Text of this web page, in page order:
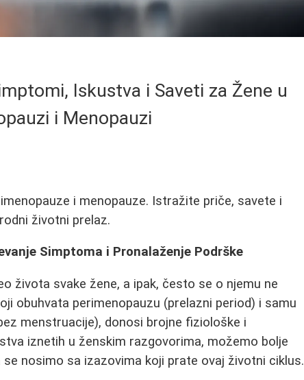
Iskustva i Saveti za Žene u
i Menopauzi
i menopauze. Istražite priče, savete i
životni prelaz.
Simptoma i Pronalaženje Podrške
života svake žene, a ipak, često se o njemu ne
obuhvata perimenopauzu (prelazni period) i samu
menstruacije), donosi brojne fiziološke i
iznetih u ženskim razgovorima, možemo bolje
nosimo sa izazovima koji prate ovaj životni ciklus.